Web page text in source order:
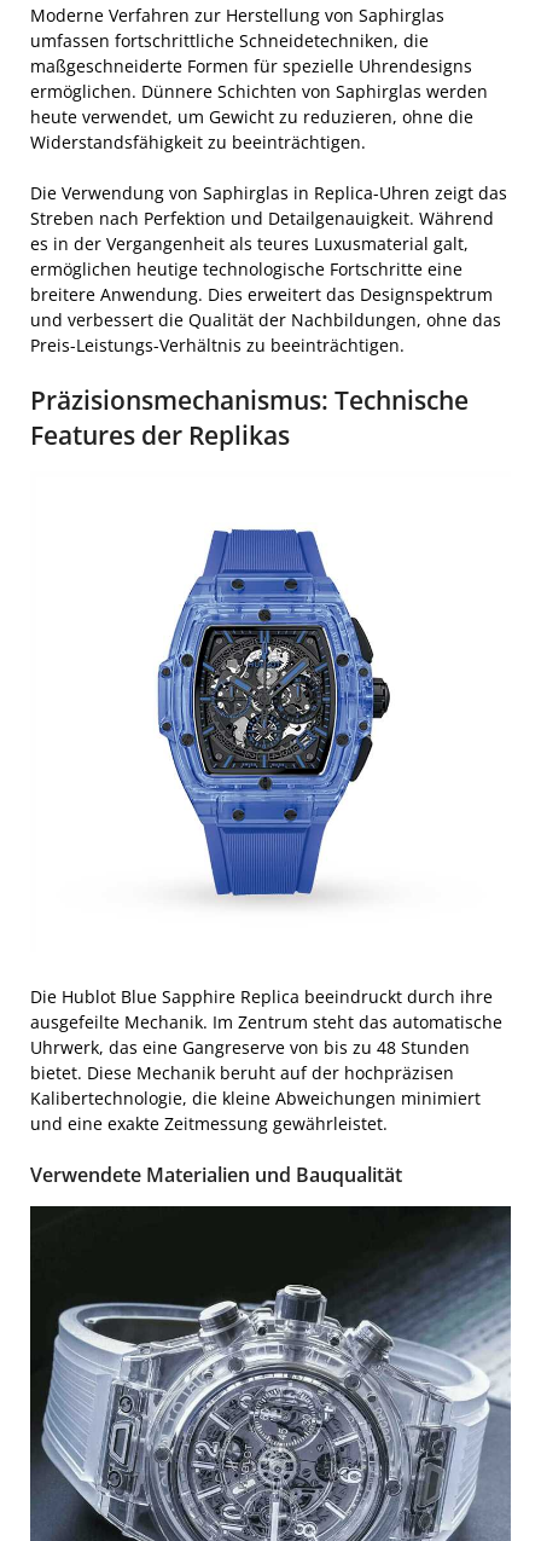
Moderne Verfahren zur Herstellung von Saphirglas
umfassen fortschrittliche Schneidetechniken, die
maßgeschneiderte Formen für spezielle Uhrendesigns
ermöglichen. Dünnere Schichten von Saphirglas werden
heute verwendet, um Gewicht zu reduzieren, ohne die
Widerstandsfähigkeit zu beeinträchtigen.
Die Verwendung von Saphirglas in Replica-Uhren zeigt das
Streben nach Perfektion und Detailgenauigkeit. Während
es in der Vergangenheit als teures Luxusmaterial galt,
ermöglichen heutige technologische Fortschritte eine
breitere Anwendung. Dies erweitert das Designspektrum
und verbessert die Qualität der Nachbildungen, ohne das
Preis-Leistungs-Verhältnis zu beeinträchtigen.
Präzisionsmechanismus: Technische
Features der Replikas
Die Hublot Blue Sapphire Replica beeindruckt durch ihre
ausgefeilte Mechanik. Im Zentrum steht das automatische
Uhrwerk, das eine Gangreserve von bis zu 48 Stunden
bietet. Diese Mechanik beruht auf der hochpräzisen
Kalibertechnologie, die kleine Abweichungen minimiert
und eine exakte Zeitmessung gewährleistet.
Verwendete Materialien und Bauqualität